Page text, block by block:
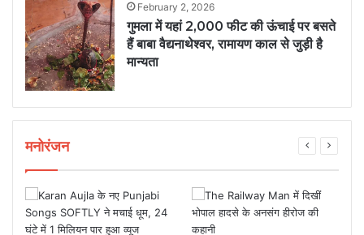
February 2, 2026
गुमला में यहां 2,000 फीट की ऊंचाई पर बसते
हैं बाबा वैद्यनाथेश्वर, रामायण काल से जुड़ी है
मान्यता
मनोरंजन